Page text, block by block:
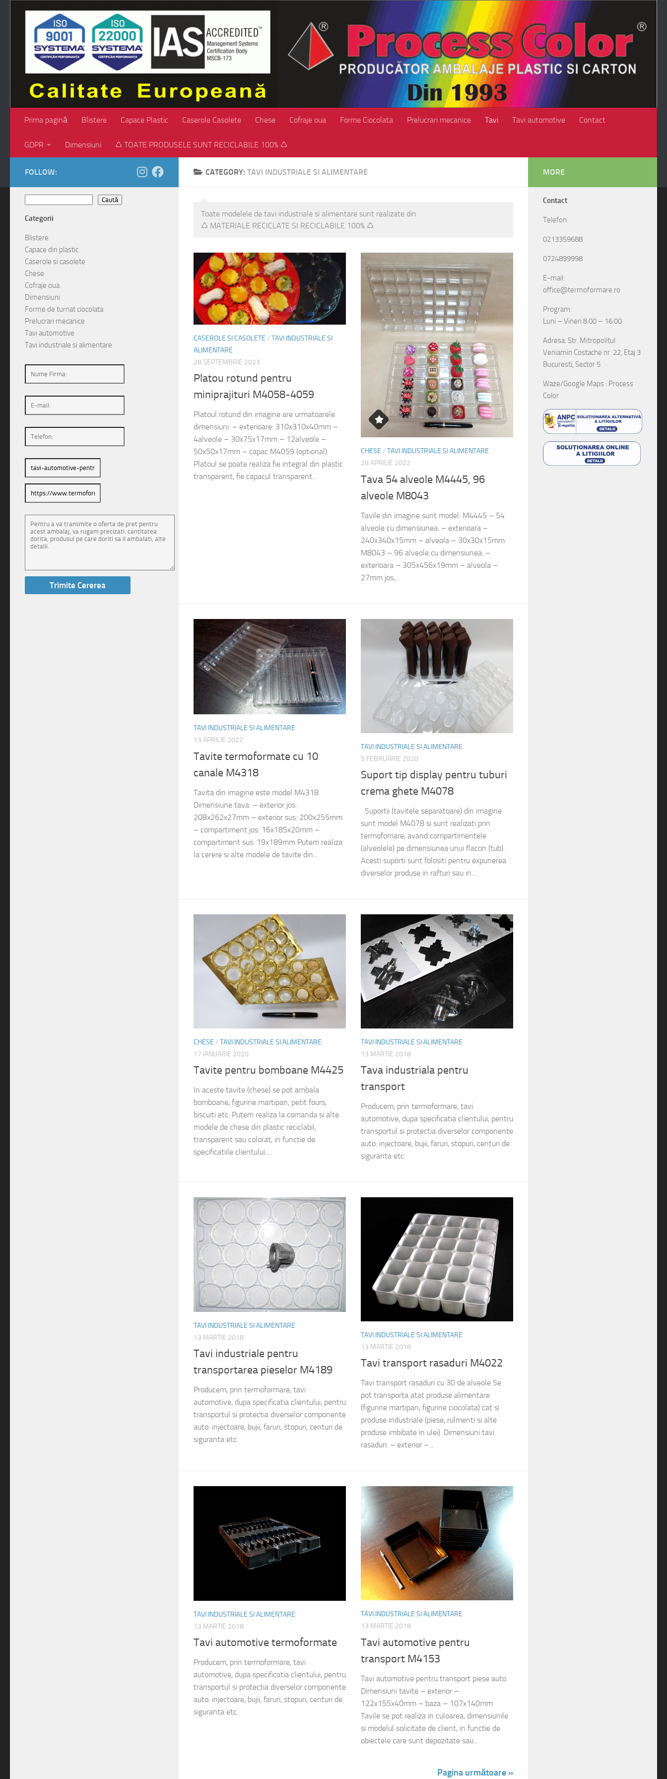
Skip to content
Prima pagină Blistere Capace Plastic Caserole Casolete Chese Cofraje oua Forme Ciocolata Prelucrari mecanice Tavi Tavi automotive Contact
GDPR Dimensiuni ♺ TOATE PRODUSELE SUNT RECICLABILE 100% ♺
CATEGORY: TAVI INDUSTRIALE SI ALIMENTARE
Toate modelele de tavi industriale si alimentare sunt realizate din
♺ MATERIALE RECICLATE SI RECICLABILE 100% ♺
CASEROLE SI CASOLETE / TAVI INDUSTRIALE SI
ALIMENTARE
28 SEPTEMBRIE 2023
Platou rotund pentru
miniprajituri M4058-4059
Platoul rotund din imagine are urmatoarele
dimensiuni: – exterioare: 310x310x40mm –
4alveole – 30x75x17mm – 12alveole –
50x50x17mm – capac M4059 (optional)
Platoul se poate realiza fie integral din plastic
transparent, fie capacul transparent...
CHESE / TAVI INDUSTRIALE SI ALIMENTARE
28 APRILIE 2022
Tava 54 alveole M4445, 96
alveole M8043
Tavile din imagine sunt model: M4445 – 54
alveole cu dimensiunea: – exterioara –
240x340x15mm – alveola – 30x30x15mm.
M8043 – 96 alveole cu dimensiunea: –
exterioara – 305x456x19mm – alveola –
27mm jos,...
TAVI INDUSTRIALE SI ALIMENTARE
13 APRILIE 2022
Tavite termoformate cu 10
canale M4318
Tavita din imagine este model M4318.
Dimensiune tava: – exterior jos:
208x262x27mm – exterior sus: 200x255mm
– compartiment jos: 16x185x20mm –
compartiment sus: 19x189mm Putem realiza
la cerere si alte modele de tavite din...
TAVI INDUSTRIALE SI ALIMENTARE
5 FEBRUARIE 2020
Suport tip display pentru tuburi
crema ghete M4078
Suportii (tavitele separatoare) din imagine
sunt model M4078 si sunt realizati prin
termofomare, avand compartimentele
(alveolele) pe dimensiunea unui flacon (tub).
Acesti suporti sunt folositi pentru expunerea
diverselor produse in rafturi sau in...
CHESE / TAVI INDUSTRIALE SI ALIMENTARE
17 IANUARIE 2020
Tavite pentru bomboane M4425
In aceste tavite (chese) se pot ambala
bomboane, figurine martipan, petit fours,
biscuiti etc. Putem realiza la comanda si alte
modele de chese din plastic reciclabil,
transparent sau colorat, in functie de
specificatiile clientului....
TAVI INDUSTRIALE SI ALIMENTARE
13 MARTIE 2018
Tava industriala pentru
transport
Producem, prin termoformare, tavi
automotive, dupa specificatia clientului, pentru
transportul si protectia diverselor componente
auto: injectoare, bujii, faruri, stopuri, centuri de
siguranta etc.
TAVI INDUSTRIALE SI ALIMENTARE
13 MARTIE 2018
Tavi industriale pentru
transportarea pieselor M4189
Producem, prin termoformare, tavi
automotive, dupa specificatia clientului, pentru
transportul si protectia diverselor componente
auto: injectoare, bujii, faruri, stopuri, centuri de
siguranta etc.
TAVI INDUSTRIALE SI ALIMENTARE
13 MARTIE 2018
Tavi transport rasaduri M4022
Tavi transport rasaduri cu 30 de alveole Se
pot transporta atat produse alimentare
(figurine martipan, figurine ciocolata) cat si
produse industriale (piese, rulmenti si alte
produse imbibate in ulei). Dimensiuni tavi
rasaduri: – exterior –...
TAVI INDUSTRIALE SI ALIMENTARE
13 MARTIE 2018
Tavi automotive termoformate
Producem, prin termoformare, tavi
automotive, dupa specificatia clientului, pentru
transportul si protectia diverselor componente
auto: injectoare, bujii, faruri, stopuri, centuri de
siguranta etc.
TAVI INDUSTRIALE SI ALIMENTARE
13 MARTIE 2018
Tavi automotive pentru
transport M4153
Tavi automotive pentru transport piese auto.
Dimensiuni tavite – exterior –
122x155x40mm – baza – 107x140mm
Tavile se pot realiza in culoarea, dimensiunile
si modelul solicitate de client, in functie de
obiectele care sunt depozitate sau...
Pagina următoare »
FOLLOW:
Caută
Categorii
Blistere
Capace din plastic
Caserole si casolete
Chese
Cofraje oua
Dimensiuni
Forme de turnat ciocolata
Prelucrari mecanice
Tavi automotive
Tavi industriale si alimentare
MORE
Contact
Telefon:
0213359688
0724899998
E-mail:
office@termoformare.ro
Program:
Luni – Vineri 8:00 – 16:00
Adresa: Str. Mitropolitul
Veniamin Costache nr. 22, Etaj 3
Bucuresti, Sector 5
Waze/Google Maps : Process
Color